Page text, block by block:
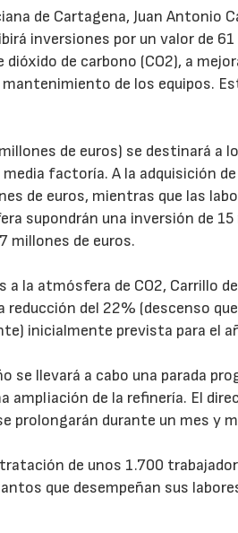
de Cartagena, Juan Antonio
inversiones por un valor de
de carbono (CO2), a
de los equipos.
de euros) se destinará a
factoría. A la adquisición
de euros, mientras que las
supondrán una inversión de
millones de euros.
la atmósfera de CO2, Carrillo
del 22% (descenso
inicialmente prevista para el
llevará a cabo una parada
ampliación de la refinería. El
prolongarán durante un mes y
de unos 1.700
que desempeñan sus
23/07/2026